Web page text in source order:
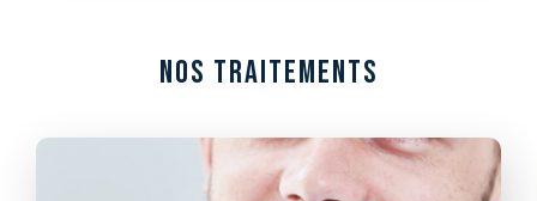
NOS TRAITEMENTS